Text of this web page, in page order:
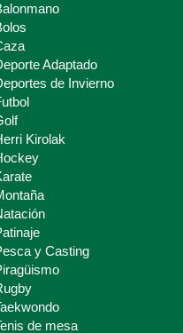
Adaptado
de Invierno
Kirolak
y Casting
de mesa